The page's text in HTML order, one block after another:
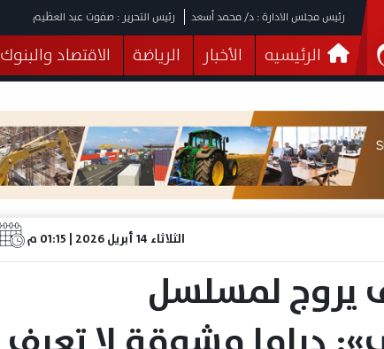
رئيس مجلس الادارة : د/ محمد أسعد رئيس التحرير : صفوت عبد العظيم
الرئيسيه الأخبار الرياضة الاقتصاد والبنوك
فيديوهات
البرلمان صحة الثقافة خدمات
الثلاثاء 14 أبريل 2026 | 01:15 م
يروج لمسلسل